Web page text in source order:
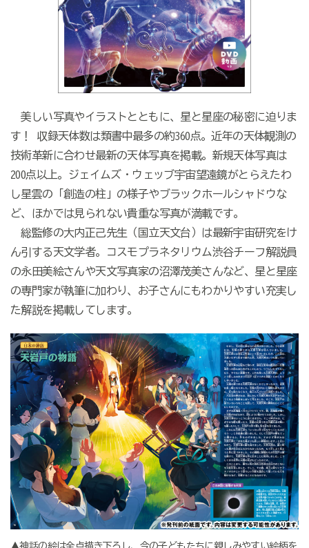
美しい写真やイラストとともに、星と星座の秘密に迫りま
す！ 収録天体数は類書中最多の約360点。近年の天体観測の
技術革新に合わせ最新の天体写真を掲載。新規天体写真は
200点以上。ジェイムズ・ウェッブ宇宙望遠鏡がとらえたわ
し星雲の「創造の柱」の様子やブラックホールシャドウな
ど、ほかでは見られない貴重な写真が満載です。
総監修の大内正己先生（国立天文台）は最新宇宙研究をけ
ん引する天文学者。コスモプラネタリウム渋谷チーフ解説員
の永田美絵さんや天文写真家の沼澤茂美さんなど、星と星座
の専門家が執筆に加わり、お子さんにもわかりやすい充実し
た解説を掲載してします。
▲神話の絵は全点描き下ろし、今の子どもたちに親しみやすい絵柄を